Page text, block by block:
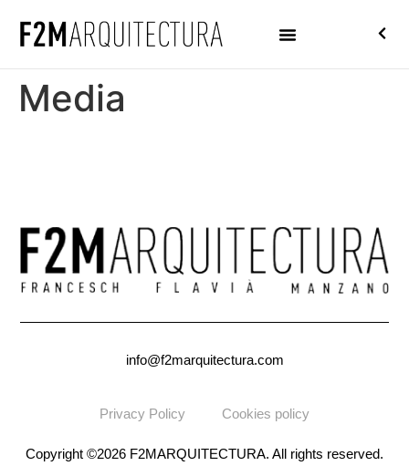
Media
info@f2marquitectura.com
Privacy Policy Cookies policy
Copyright ©2026 F2MARQUITECTURA. All rights reserved.